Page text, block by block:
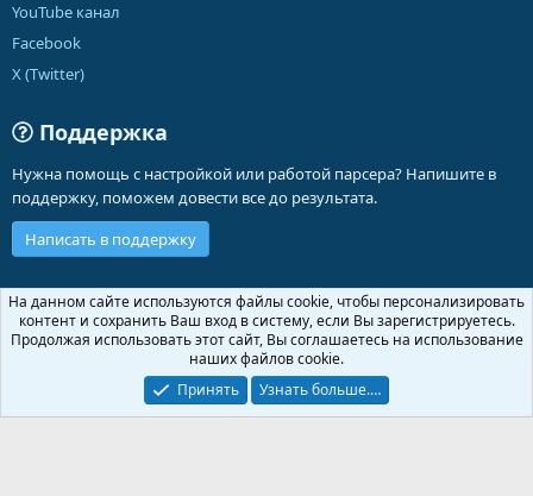
YouTube канал
Facebook
X (Twitter)
Поддержка
Нужна помощь с настройкой или работой парсера? Напишите в
поддержку, поможем довести все до результата.
Написать в поддержку
Russian (RU)
Обратная связь
Условия и правила
Политика конфиденциальности
Помощь
Community platform by XenForo ® © 2010-2026 XenForo Ltd.
На данном сайте используются файлы cookie, чтобы персонализировать
контент и сохранить Ваш вход в систему, если Вы зарегистрируетесь.
Продолжая использовать этот сайт, Вы соглашаетесь на использование
наших файлов cookie.
Принять
Узнать больше.…